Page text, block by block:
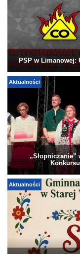
PSP w Limanowej:
Aktualności
Aktualności